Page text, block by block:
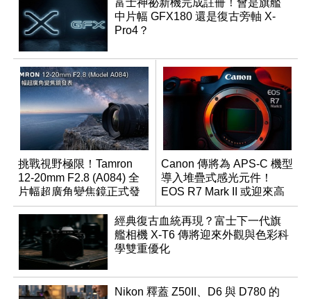
富士神祕新機完成註冊！會是旗艦
中片幅 GFX180 還是復古旁軸 X-
Pro4？
挑戰視野極限！Tamron
12-20mm F2.8 (A084) 全
片幅超廣角變焦鏡正式發
表
Canon 傳將為 APS-C 機型
導入堆疊式感光元件！
EOS R7 Mark II 或迎來高
速讀出升級
經典復古血統再現？富士下一代旗
艦相機 X-T6 傳將迎來外觀與色彩科
學雙重優化
Nikon 釋蓋 Z50II、D6 與 D780 的